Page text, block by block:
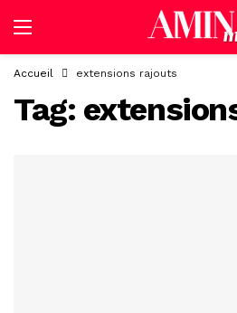
Accueil extensions rajouts
Tag: